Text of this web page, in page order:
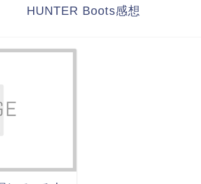
HUNTER Boots感想